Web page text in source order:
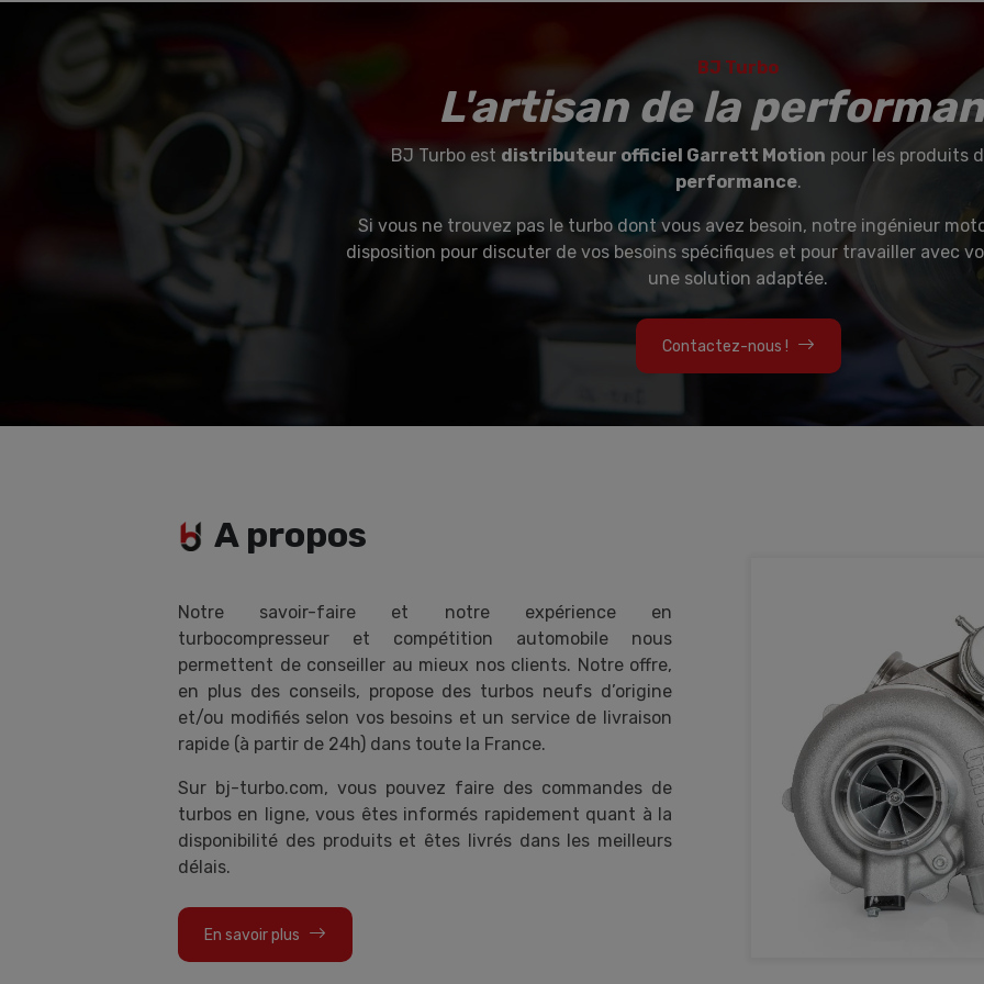
BJ Turbo
L'artisan de la
BJ Turbo est distributeur officiel Garrett Motion pour les produits
performance.
Si vous ne trouvez pas le turbo dont vous avez besoin, notre ingénieur
disposition pour discuter de vos besoins spécifiques et pour travailler avec
une solution adaptée.
Contactez-nous !
A propos
Notre savoir-faire et notre expérience en
turbocompresseur et compétition automobile nous
permettent de conseiller au mieux nos clients. Notre offre,
en plus des conseils, propose des turbos neufs d’origine
et/ou modifiés selon vos besoins et un service de livraison
rapide (à partir de 24h) dans toute la France.
Sur bj-turbo.com, vous pouvez faire des commandes de
turbos en ligne, vous êtes informés rapidement quant à la
disponibilité des produits et êtes livrés dans les meilleurs
délais.
En savoir plus